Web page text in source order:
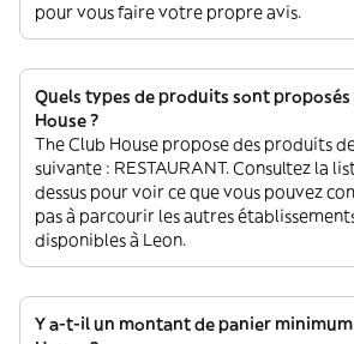
pour vous faire votre propre avis.
Quels types de produits sont proposés
House ?
The Club House propose des produits
suivante : RESTAURANT. Consultez la
dessus pour voir ce que vous pouvez
pas à parcourir les autres
disponibles à Leon.
Y a-t-il un montant de panier minimum